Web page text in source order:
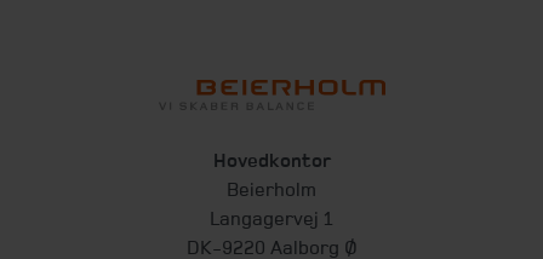
Hovedkontor
Beierholm
Langagervej 1
DK-9220 Aalborg Ø